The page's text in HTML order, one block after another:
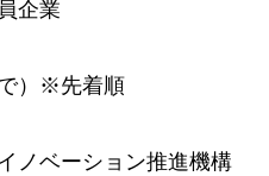
企業
）※先着順
ノベーション推進機構